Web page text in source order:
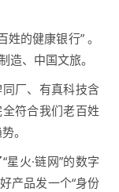
的健康银行” 。
造、中国文旅。
厂、有真科技含
符合我们老百姓
。
火·链网”的数字
产品发一个“身份